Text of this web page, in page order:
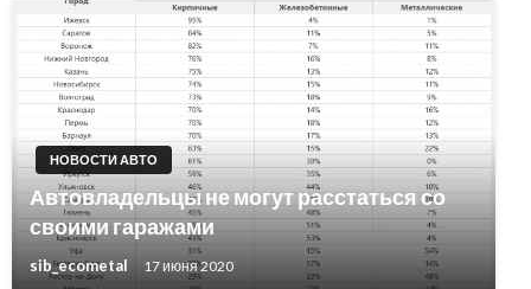
НОВОСТИ АВТО
Автовладельцы не могут расстаться со
своими гаражами
sib_ecometal 17 июня 2020